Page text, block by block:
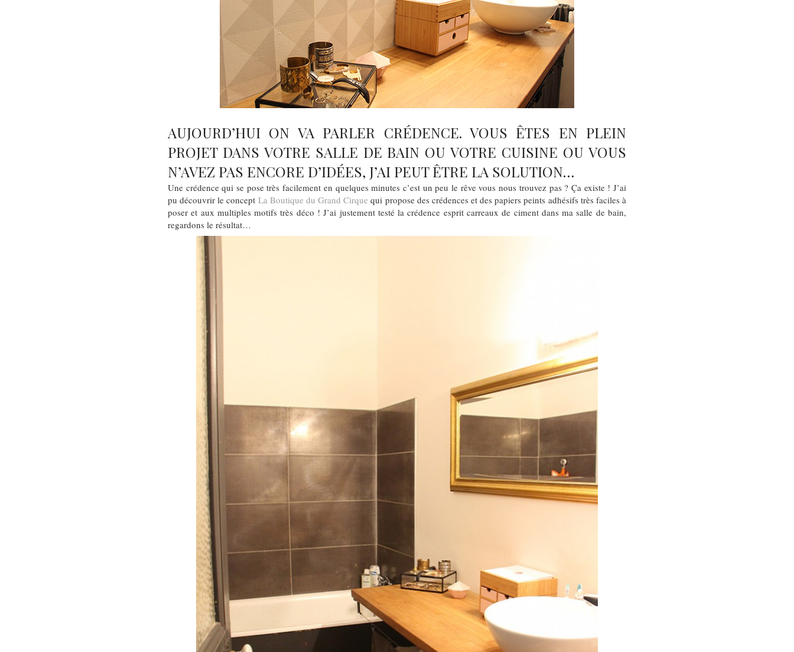
AUJOURD’HUI ON VA PARLER CRÉDENCE. VOUS ÊTES EN PLEIN
PROJET DANS VOTRE SALLE DE BAIN OU VOTRE CUISINE OU VOUS
N’AVEZ PAS ENCORE D’IDÉES, J’AI PEUT ÊTRE LA SOLUTION…
Une crédence qui se pose très facilement en quelques minutes c’est un peu le rêve vous nous trouvez pas ? Ça existe ! J’ai
pu découvrir le concept La Boutique du Grand Cirque qui propose des crédences et des papiers peints adhésifs très faciles à
poser et aux multiples motifs très déco ! J’ai justement testé la crédence esprit carreaux de ciment dans ma salle de bain,
regardons le résultat…